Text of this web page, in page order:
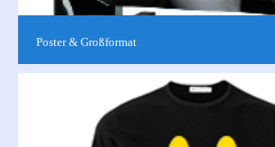
Poster & Großformat
Großformatdruck & Werbemittel aller Art
Großformataufkleber, Wandtatoos und
Produkte siehe...